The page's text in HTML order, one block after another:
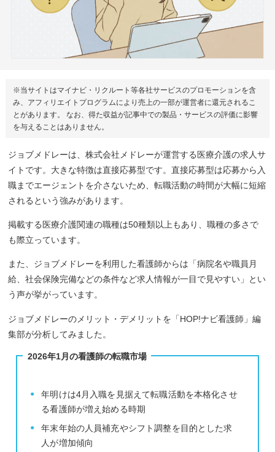
※当サイトはマイナビ・リクルート等各社サービスのプロモーションを含
み、アフィリエイトプログラムにより売上の一部が運営者に還元されるこ
とがあります。 なお、得た収益が記事中での製品・サービスの評価に影響
を与えることはありません。
ジョブメドレーは、株式会社メドレーが運営する医療介護の求人サ
イトです。大きな特徴は直接応募型です。直接応募型は応募から入
職までエージェントを介さないため、転職活動の時間が大幅に短縮
されるという強みがあります。
掲載する医療介護関連の職種は50種類以上もあり、職種の多さで
も際立っています。
また、ジョブメドレーを利用した看護師からは「病院名や職員月
給、社会保険完備などの条件など求人情報が一目で見やすい」とい
う声が挙がっています。
ジョブメドレーのメリット・デメリットを「HOP!ナビ看護師」編
集部が分析してみました。
2026年1月の看護師の転職市場
年明けは4月入職を見据えて転職活動を本格化させ
る看護師が増え始める時期
年末年始の人員補充やシフト調整を目的とした求
人が増加傾向